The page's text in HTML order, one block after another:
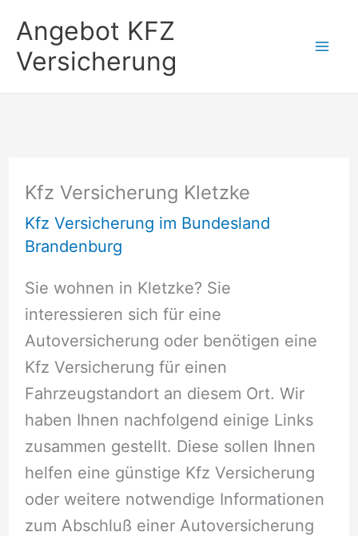
Inhalt
springen
Angebot KFZ
Versicherung
Kfz Versicherung Kletzke
Kfz Versicherung im Bundesland
Brandenburg
Sie wohnen in Kletzke? Sie
interessieren sich für eine
Autoversicherung oder benötigen eine
Kfz Versicherung für einen
Fahrzeugstandort an diesem Ort. Wir
haben Ihnen nachfolgend einige Links
zusammen gestellt. Diese sollen Ihnen
helfen eine günstige Kfz Versicherung
oder weitere notwendige Informationen
zum Abschluß einer Autoversicherung